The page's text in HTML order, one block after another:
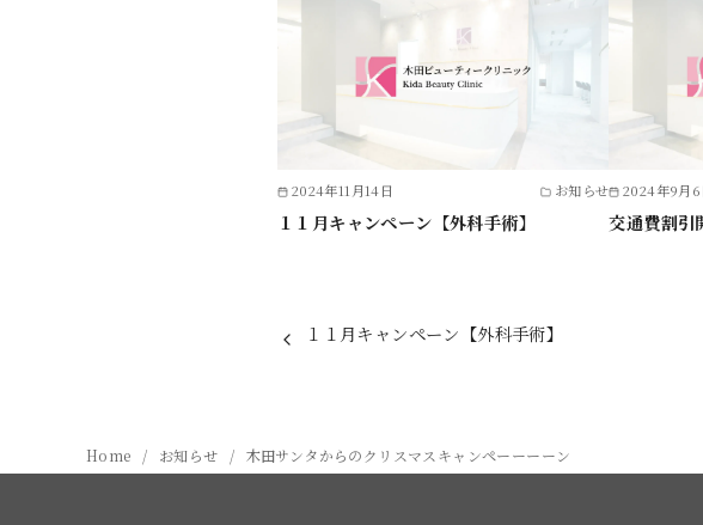
2024年11月14日 お知らせ
１１月キャンペーン【外科手術】
2024年9月6
交通費割引
１１月キャンペーン【外科手術】
Home お知らせ 木田サンタからのクリスマスキャンペーーーーン